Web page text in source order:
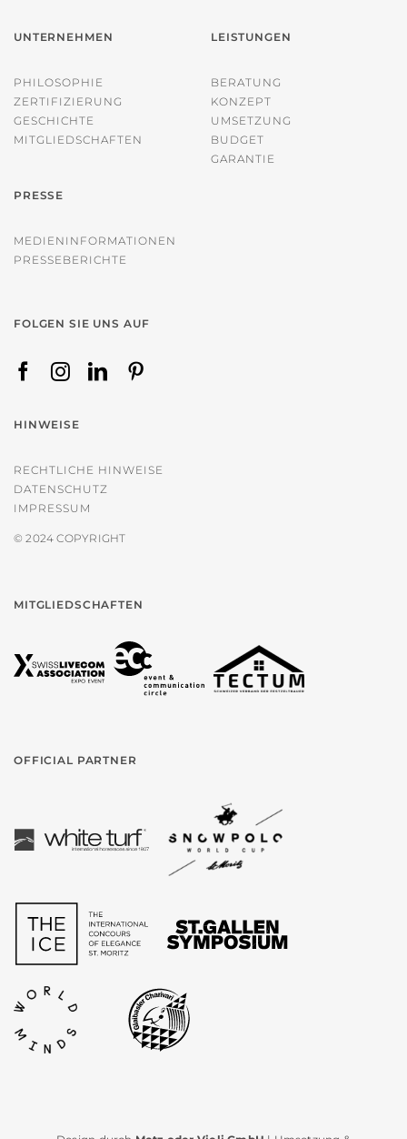
UNTERNEHMEN
PHILOSOPHIE
ZERTIFIZIERUNG
GESCHICHTE
MITGLIEDSCHAFTEN
LEISTUNGEN
BERATUNG
KONZEPT
UMSETZUNG
BUDGET
GARANTIE
PRESSE
MEDIENINFORMATIONEN
PRESSEBERICHTE
FOLGEN SIE UNS AUF
HINWEISE
RECHTLICHE HINWEISE
DATENSCHUTZ
IMPRESSUM
© 2024 COPYRIGHT
MITGLIEDSCHAFTEN
OFFICIAL PARTNER